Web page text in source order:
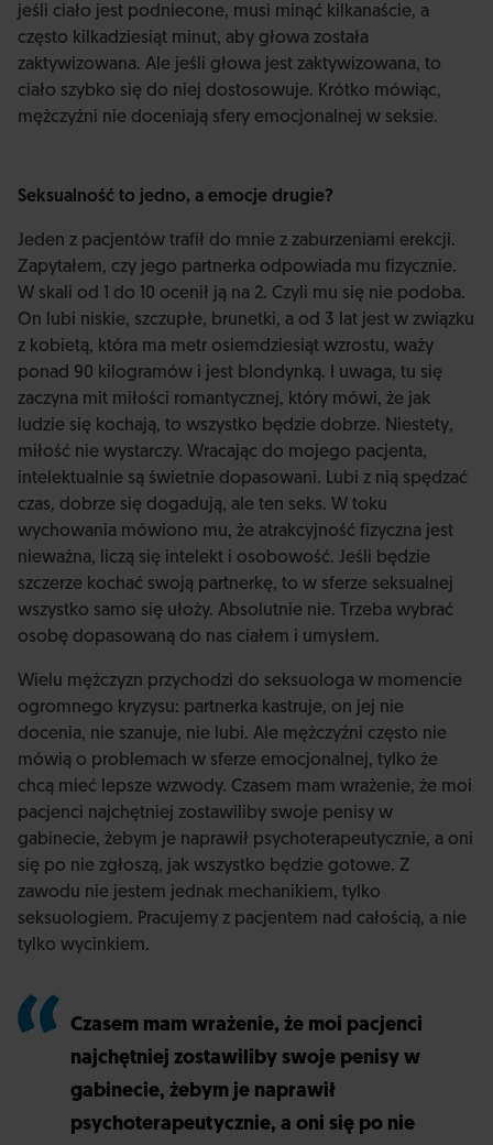
jeśli ciało jest podniecone, musi minąć kilkanaście, a
często kilkadziesiąt minut, aby głowa została
zaktywizowana. Ale jeśli głowa jest zaktywizowana, to
ciało szybko się do niej dostosowuje. Krótko mówiąc,
mężczyźni nie doceniają sfery emocjonalnej w seksie.
Seksualność to jedno, a emocje drugie?
Jeden z pacjentów trafił do mnie z zaburzeniami erekcji.
Zapytałem, czy jego partnerka odpowiada mu fizycznie.
W skali od 1 do 10 ocenił ją na 2. Czyli mu się nie podoba.
On lubi niskie, szczupłe, brunetki, a od 3 lat jest w związku
z kobietą, która ma metr osiemdziesiąt wzrostu, waży
ponad 90 kilogramów i jest blondynką. I uwaga, tu się
zaczyna mit miłości romantycznej, który mówi, że jak
ludzie się kochają, to wszystko będzie dobrze. Niestety,
miłość nie wystarczy. Wracając do mojego pacjenta,
intelektualnie są świetnie dopasowani. Lubi z nią spędzać
czas, dobrze się dogadują, ale ten seks. W toku
wychowania mówiono mu, że atrakcyjność fizyczna jest
nieważna, liczą się intelekt i osobowość. Jeśli będzie
szczerze kochać swoją partnerkę, to w sferze seksualnej
wszystko samo się ułoży. Absolutnie nie. Trzeba wybrać
osobę dopasowaną do nas ciałem i umysłem.
Wielu mężczyzn przychodzi do seksuologa w momencie
ogromnego kryzysu: partnerka kastruje, on jej nie
docenia, nie szanuje, nie lubi. Ale mężczyźni często nie
mówią o problemach w sferze emocjonalnej, tylko że
chcą mieć lepsze wzwody. Czasem mam wrażenie, że moi
pacjenci najchętniej zostawiliby swoje penisy w
gabinecie, żebym je naprawił psychoterapeutycznie, a oni
się po nie zgłoszą, jak wszystko będzie gotowe. Z
zawodu nie jestem jednak mechanikiem, tylko
seksuologiem. Pracujemy z pacjentem nad całością, a nie
tylko wycinkiem.
Czasem mam wrażenie, że moi pacjenci
najchętniej zostawiliby swoje penisy w
gabinecie, żebym je naprawił
psychoterapeutycznie, a oni się po nie